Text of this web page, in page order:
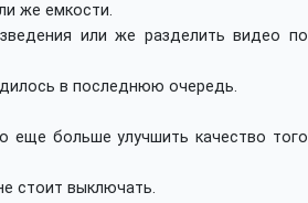
же емкости.
или же разделить видео по
в последнюю очередь.
еще больше улучшить качество того
стоит выключать.